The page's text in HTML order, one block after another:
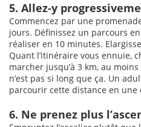
5. Allez-y
Commencez par une
jours. Définissez un parcours
réaliser en 10 minutes.
Quant l’itinéraire vous ennuie,
marcher jusqu’à 3 km, au
n’est pas si long que ça. Un
parcourir cette distance en
6. Ne prenez plus